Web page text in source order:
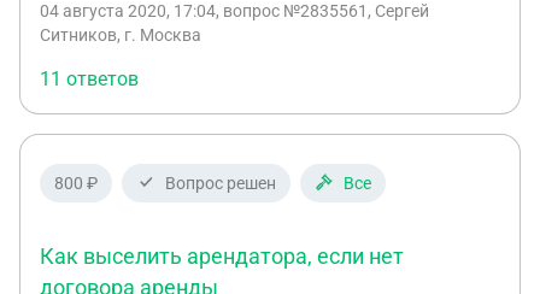
арендатора в связи с владением? Договор на 11
04 августа 2020, 17:04, вопрос №2835561, Сергей
Ситников, г. Москва
11 ответов
800 ₽ Вопрос решен Все
Как выселить арендатора, если нет
договора аренды